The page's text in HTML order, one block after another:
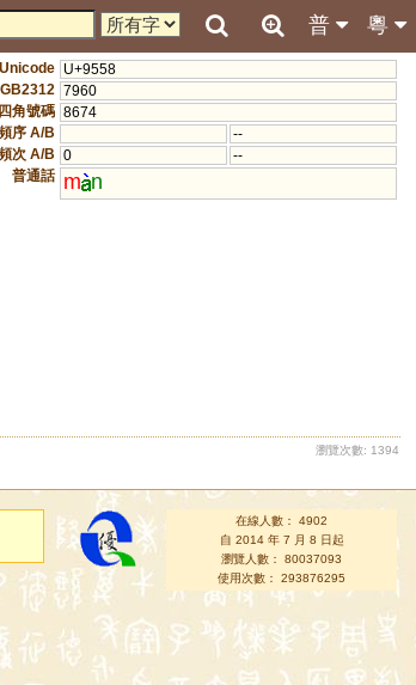
粵
普
Unicode U+9558
GB2312 7960
四角號碼 8674
序 A/B
--
次 A/B 0
--
普通話 m n
瀏覽次數: 1394
在線人數： 4902
自 2014 年 7 月 8 日起
瀏覽人數： 80037093
使用次數： 293876295